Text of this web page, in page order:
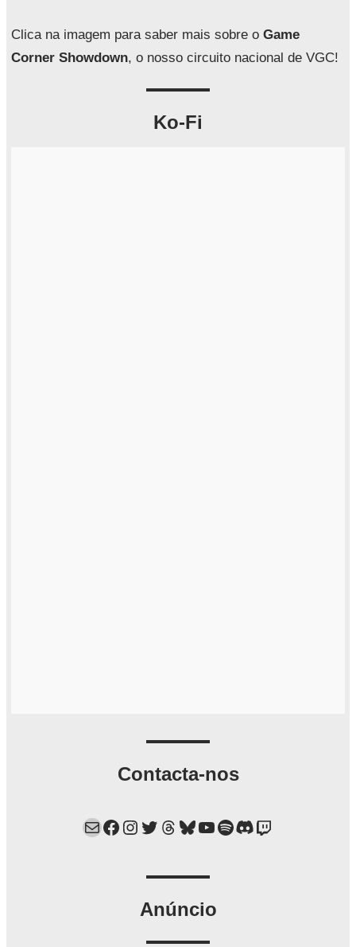
a
r
Clica na imagem para saber mais sobre o Game
Corner Showdown, o nosso circuito nacional de VGC!
Ko-Fi
Contacta-nos
Mail Facebook Instagram Twitter Threads Bluesky YouTube Spotify Discord Twitch
Anúncio